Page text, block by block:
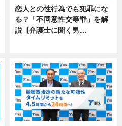
恋人との性行為でも犯罪にな
る？「不同意性交等罪」を解
説【弁護士に聞く男…